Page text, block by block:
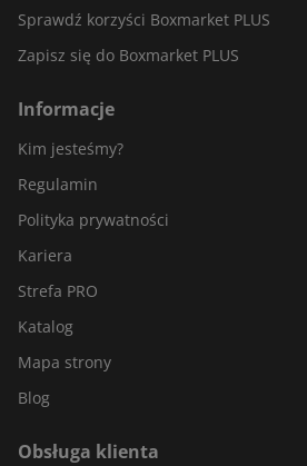
Sprawdź korzyści Boxmarket PLUS
Zapisz się do Boxmarket PLUS
Informacje
Kim jesteśmy?
Regulamin
Polityka prywatności
Kariera
Strefa PRO
Katalog
Mapa strony
Blog
Obsługa klienta